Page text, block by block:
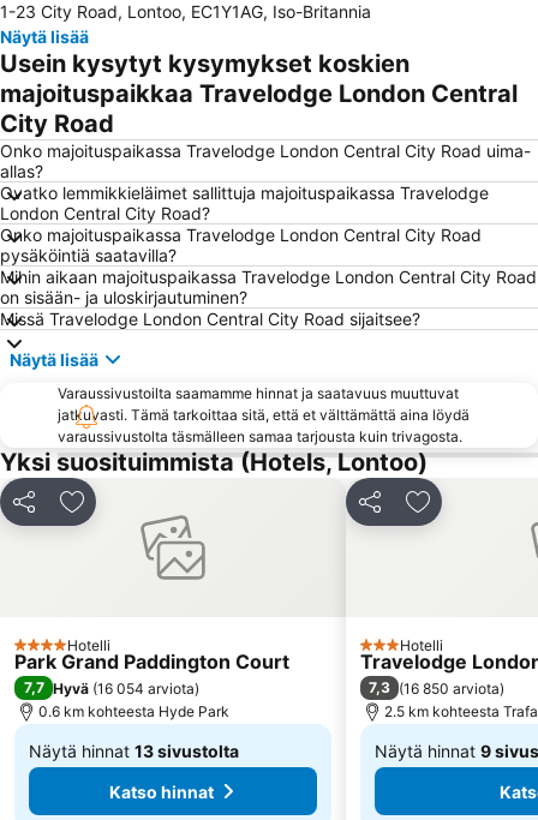
Gatwickin lentokenttä
Camden Town
Bayswater
Oxford Street
Euston Station
Kings Cross
Piccadilly Circus
Earls Court
British Museum
Big Ben
South Kensington
The O2
Westminster
King's Cross Station
Notting Hill
Victoria
Bloomsbury
Mayfair
Hammersmith
Tottenham
ExCeL
St Pancras Station
Emirates Stadium
Buckinghamin palatsi
Shoreditch
Lontoon metro
London Luton Airport
London Bridge
Russell Square
1-23 City Road, Lontoo, EC1Y1AG, Iso-Britannia
Näytä lisää
Usein kysytyt kysymykset koskien
majoituspaikkaa Travelodge London Central
City Road
Onko majoituspaikassa Travelodge London Central City Road uima-
allas?
Ovatko lemmikkieläimet sallittuja majoituspaikassa Travelodge
London Central City Road?
Onko majoituspaikassa Travelodge London Central City Road
pysäköintiä saatavilla?
Mihin aikaan majoituspaikassa Travelodge London Central City Road
on sisään- ja uloskirjautuminen?
Missä Travelodge London Central City Road sijaitsee?
Näytä lisää
Varaussivustoilta saamamme hinnat ja saatavuus muuttuvat
jatkuvasti. Tämä tarkoittaa sitä, että et välttämättä aina löydä
varaussivustolta täsmälleen samaa tarjousta kuin trivagosta.
Yksi suosituimmista (Hotels, Lontoo)
Jaa Lisää suosikkeihin
4 Tähtiluokitus
Hotelli
Park Grand Paddington Court
7,7 Hyvä (16 054 arviota)
0.6 km kohteesta Hyde Park
Näytä hinnat 13 sivustolta
Alkaen
88 € Katso hinnat
Jaa Lisää
3 Tähtiluokitus
Hotelli
Travelodge
7,3 (16 850 arviota)
2.5 km kohteesta
Näytä hinnat 9
Alkaen
55 €